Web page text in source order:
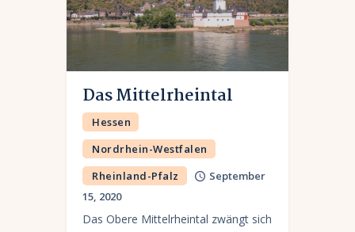
Das Mittelrheintal
Hessen
Nordrhein-Westfalen
Rheinland-Pfalz
September
15, 2020
Das Obere Mittelrheintal zwängt sich